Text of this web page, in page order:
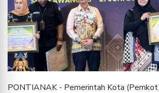
PONTIANAK - Pemerintah Kota